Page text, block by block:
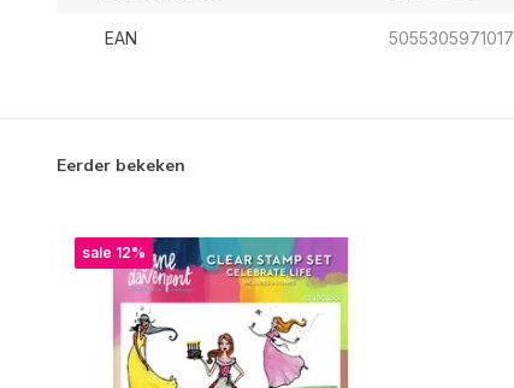
EAN 5055305971017
Eerder bekeken
sale 12%